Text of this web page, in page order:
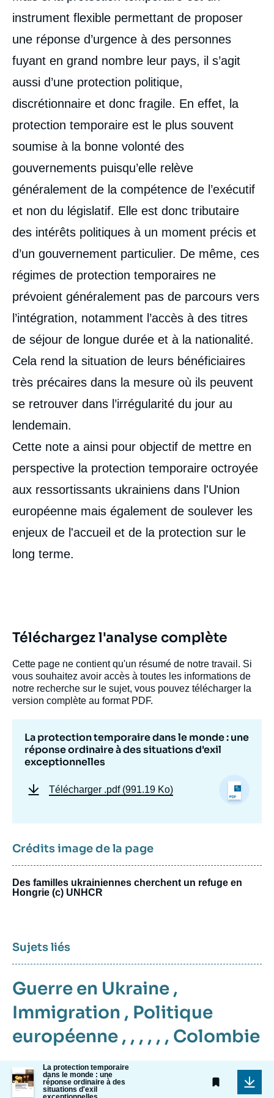
instrument flexible permettant de proposer
une réponse d’urgence à des personnes
fuyant en grand nombre leur pays, il s’agit
aussi d’une protection politique,
discrétionnaire et donc fragile. En effet, la
protection temporaire est le plus souvent
soumise à la bonne volonté des
gouvernements puisqu’elle relève
généralement de la compétence de l’exécutif
et non du législatif. Elle est donc tributaire
des intérêts politiques à un moment précis et
d’un gouvernement particulier. De même, ces
régimes de protection temporaires ne
prévoient généralement pas de parcours vers
l’intégration, notamment l’accès à des titres
de séjour de longue durée et à la nationalité.
Cela rend la situation de leurs bénéficiaires
très précaires dans la mesure où ils peuvent
se retrouver dans l’irrégularité du jour au
lendemain.
Cette note a ainsi pour objectif de mettre en
perspective la protection temporaire octroyée
aux ressortissants ukrainiens dans l'Union
européenne mais également de soulever les
enjeux de l'accueil et de la protection sur le
long terme.
Téléchargez l'analyse complète
Cette page ne contient qu'un résumé de notre travail. Si
vous souhaitez avoir accès à toutes les informations de
notre recherche sur le sujet, vous pouvez télécharger la
version complète au format PDF.
La protection temporaire dans le monde : une
réponse ordinaire à des situations d'exil
exceptionnelles
Télécharger .pdf (991.19 Ko)
Crédits image de la page
Des familles ukrainiennes cherchent un refuge en
Hongrie (c) UNHCR
Sujets liés
Guerre en Ukraine ,
Immigration , Politique
européenne , , , , , , Colombie
la
publication
Alexandra CASTRO, « La protection
ordinaire à des situations d'exil
exceptionnelles », Notes, Ifri, 23 février
2023.
Copier
Image
de
couverture
La protection temporaire
dans le monde : une
réponse ordinaire à des
situations d'exil